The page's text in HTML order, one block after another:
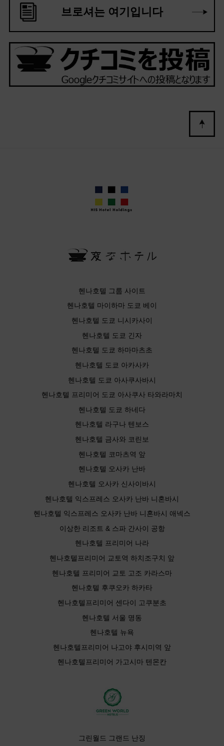
브로셔는 여기입니다
헨나호텔 그룹 사이트
헨나호텔 마이하마 도쿄 베이
헨나호텔 도쿄 니시카사이
헨나호텔 도쿄 긴자
헨나호텔 도쿄 하마마츠초
헨나호텔 도쿄 아카사카
헨나호텔 도쿄 아사쿠사바시
헨나호텔 프리미어 도쿄 아사쿠사 타와라마치
헨나호텔 도쿄 하네다
헨나호텔 라구나 텐보스
헨나호텔 금사와 코린보
헨나호텔 코마츠역 앞
헨나호텔 오사카 난바
헨나호텔 오사카 신사이바시
헨나호텔 익스프레스 오사카 난바 니혼바시
헨나호텔 익스프레스 오사카 난바 니혼바시 애넥스
이상한 리조트 & 스파 간사이 공항
헨나호텔 프리미어 나라
헨나호텔프리미어 교토역 하치조구치 앞
헨나호텔 프리미어 교토 고조 카라스마
헨나호텔 후쿠오카 하카타
헨나호텔프리미어 센다이 고쿠분초
헨나호텔 서울 명동
헨나호텔 뉴욕
헨나호텔프리미어 나고야 후시미역 앞
헨나호텔프리미어 가고시마 텐몬칸
그린월드 그랜드 난징